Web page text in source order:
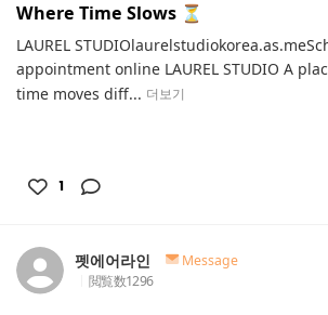
Where Time Slows ⏳️
LAUREL
appointment online LAUREL STUDIO A
time moves diff... 더보기
1
펫에어라인
Message
閲覧数1296